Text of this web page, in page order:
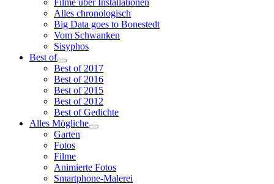
Filme über Installationen
Alles chronologisch
Big Data goes to Bonestedt
Vom Schwanken
Sisyphos
Best of
Best of 2017
Best of 2016
Best of 2015
Best of 2012
Best of Gedichte
Alles Mögliche
Garten
Fotos
Filme
Animierte Fotos
Smartphone-Malerei